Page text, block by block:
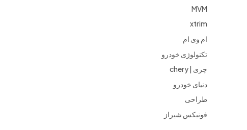
MVM
xtrim
ام وی ام
تکنولوژی خودرو
چری | chery
دنیای خودرو
طراحی
فونیکس شیراز